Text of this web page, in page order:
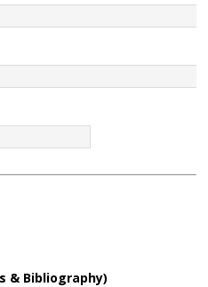
& Bibliography)